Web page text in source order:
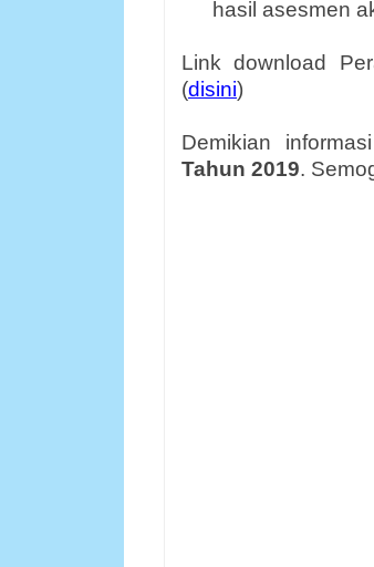
hasil asesmen
Link download
(disini)
Demikian
Tahun 2019.